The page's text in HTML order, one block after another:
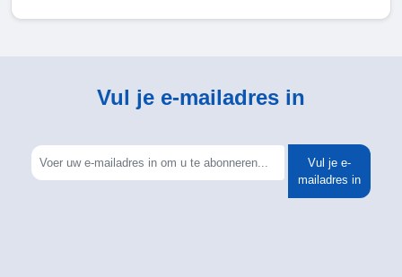
Vul je e-mailadres in
Vul je e-
mailadres in